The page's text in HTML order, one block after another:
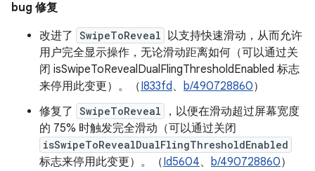
bug 修复
改进了 SwipeToReveal 以支持快速滑动，从而允许
用户完全显示操作，无论滑动距离如何（可以通过关
闭 isSwipeToRevealDualFlingThresholdEnabled 标志
来停用此变更）。（I833fd、 b/490728860）
修复了 SwipeToReveal
，以便在滑动超过屏幕宽度
的 75% 时触发完全滑动（可以通过关闭
isSwipeToRevealDualFlingThresholdEnabled
标志来停用此变更）。（Id5604、 b/490728860）